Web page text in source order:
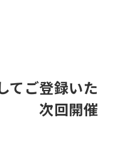
てご登録いた
次回開催